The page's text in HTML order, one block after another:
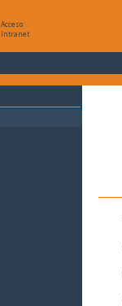
Acceso
Intranet